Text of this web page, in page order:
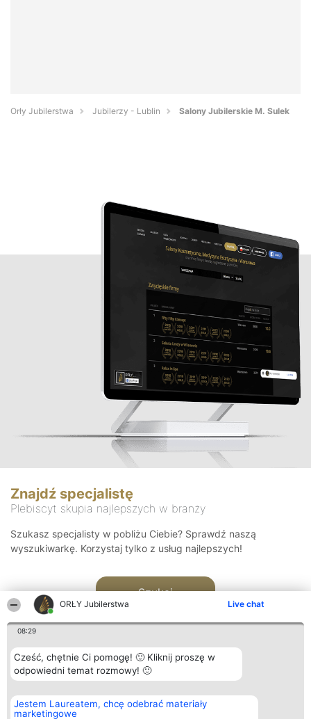
ORŁY Jubilerstwa Live chat
08:29
Cześć, chętnie Ci pomogę! 🙂 Kliknij proszę w
odpowiedni temat rozmowy! 🙂
Jestem Laureatem, chcę odebrać materiały
marketingowe
Orły Jubilerstwa Jubilerzy - Lublin Salony Jubilerskie M. Sulek
Znajdź specjalistę
Plebiscyt skupia najlepszych w branży
Szukasz specjalisty w pobliżu Ciebie? Sprawdź naszą
wyszukiwarkę. Korzystaj tylko z usług najlepszych!
Szukaj
Organizator plebiscytu
Bright Side Solutions sp. z o.
o. sp. k.
Plebiscyt
Laureaci
Kontakt
Kontakt